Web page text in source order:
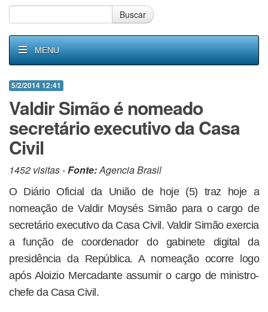
Buscar
MENU
5/2/2014 12:41
Valdir Simão é nomeado
secretário executivo da Casa
Civil
1452 visitas -Fonte:Agencia Brasil
O Diário Oficial da União de hoje (5) traz hoje a
nomeação de Valdir Moysés Simão para o cargo de
secretário executivo da Casa Civil. Valdir Simão exercia
a função de coordenador do gabinete digital da
presidência da República. A nomeação ocorre logo
após Aloizio Mercadante assumir o cargo de ministro-
chefe da Casa Civil.